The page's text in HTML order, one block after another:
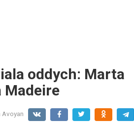
oddych: Marta
Madeire
Avoyan